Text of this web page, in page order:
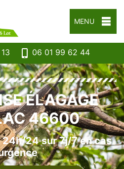
MENU
06 01 99 62 44
ÉLAGAGE
46600
24 sur 7j/7 en cas